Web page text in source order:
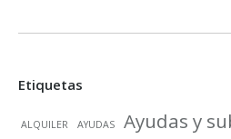
Etiquetas
ALQUILER AYUDAS Ayudas y